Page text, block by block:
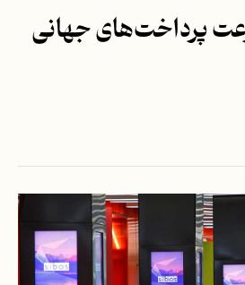
پرداخت‌های جهانی